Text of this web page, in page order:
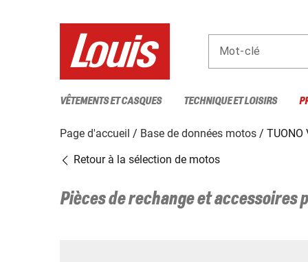
Mot-clé
VÊTEMENTS ET CASQUES TECHNIQUE ET LOISIRS
Page d'accueil Base de données motos
TUONO
Retour à la sélection de motos
Pièces de rechange et accessoires